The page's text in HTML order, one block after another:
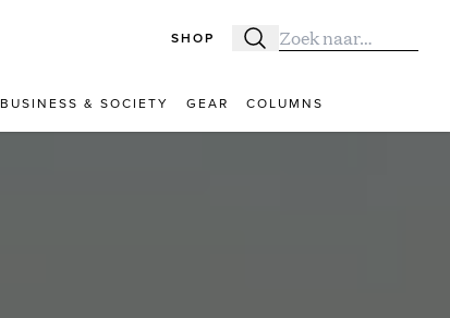
SHOP Zoeken
Zoek naar:
BUSINESS & SOCIETY GEAR COLUMNS